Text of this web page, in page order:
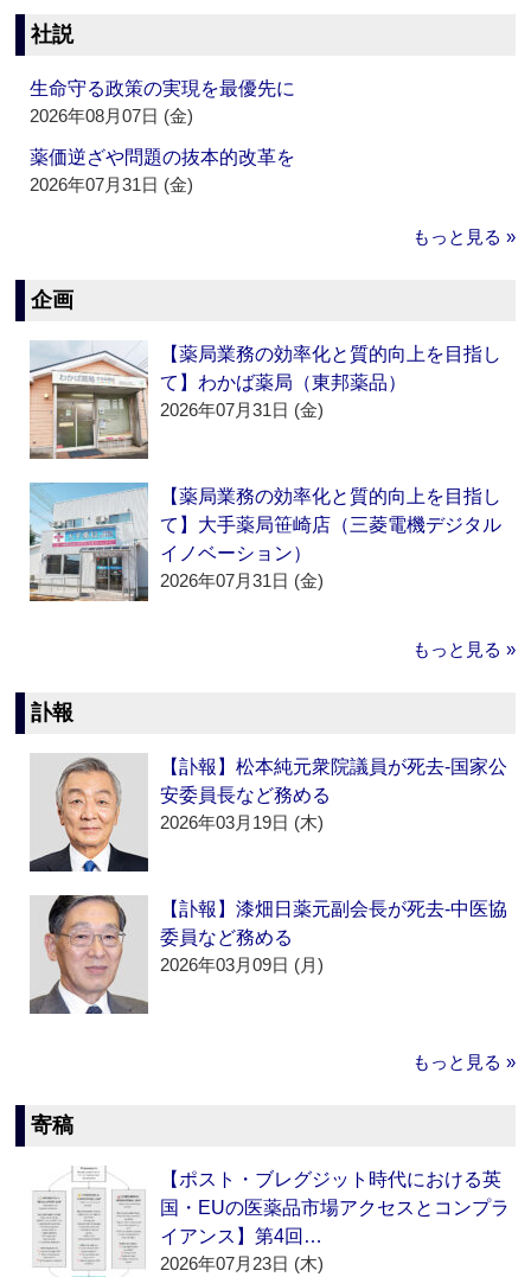
社説
生命守る政策の実現を最優先に
2026年08月07日 (金)
薬価逆ざや問題の抜本的改革を
2026年07月31日 (金)
もっと見る »
企画
【薬局業務の効率化と質的向上を目指し
て】わかば薬局（東邦薬品）
2026年07月31日 (金)
【薬局業務の効率化と質的向上を目指し
て】大手薬局笹崎店（三菱電機デジタル
イノベーション）
2026年07月31日 (金)
もっと見る »
訃報
【訃報】松本純元衆院議員が死去‐国家公
安委員長など務める
2026年03月19日 (木)
【訃報】漆畑日薬元副会長が死去‐中医協
委員など務める
2026年03月09日 (月)
もっと見る »
寄稿
【ポスト・ブレグジット時代における英
国・EUの医薬品市場アクセスとコンプラ
イアンス】第4回…
2026年07月23日 (木)